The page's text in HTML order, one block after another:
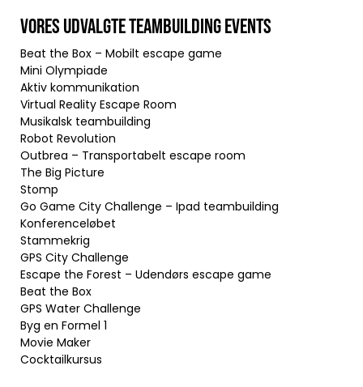
VORES UDVALGTE TEAMBUILDING EVENTS
Beat the Box – Mobilt escape game
Mini Olympiade
Aktiv kommunikation
Virtual Reality Escape Room
Musikalsk teambuilding
Robot Revolution
Outbrea – Transportabelt escape room
The Big Picture
Stomp
Go Game City Challenge – Ipad teambuilding
Konferenceløbet
Stammekrig
GPS City Challenge
Escape the Forest – Udendørs escape game
Beat the Box
GPS Water Challenge
Byg en Formel 1
Movie Maker
Cocktailkursus